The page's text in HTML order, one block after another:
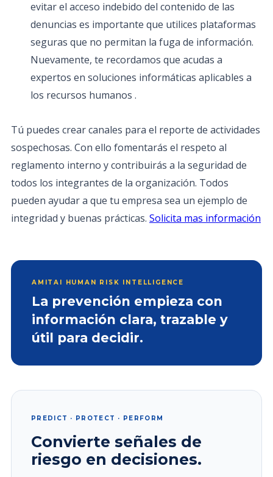
evitar el acceso indebido del contenido de las
denuncias es importante que utilices plataformas
seguras que no permitan la fuga de información.
Nuevamente, te recordamos que acudas a
expertos en soluciones informáticas aplicables a
los recursos humanos .
Tú puedes crear canales para el reporte de actividades
sospechosas. Con ello fomentarás el respeto al
reglamento interno y contribuirás a la seguridad de
todos los integrantes de la organización. Todos
pueden ayudar a que tu empresa sea un ejemplo de
integridad y buenas prácticas. Solicita mas información
AMITAI HUMAN RISK INTELLIGENCE
La prevención empieza con
información clara, trazable y
útil para decidir.
PREDICT · PROTECT · PERFORM
Convierte señales de
riesgo en decisiones.